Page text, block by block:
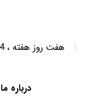
| هفت روز هفته ، 24 ساعت شبانه‌روز پاسخگوی شما هستیم.
درباره ما